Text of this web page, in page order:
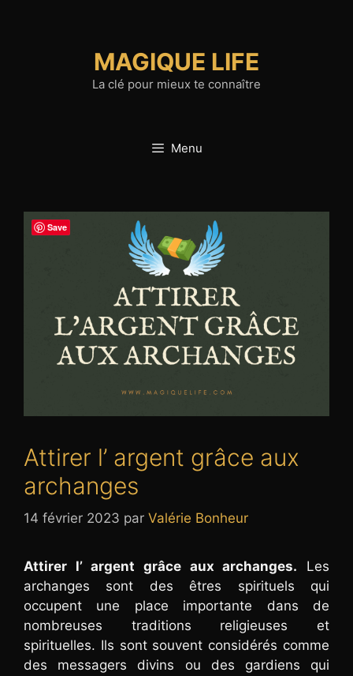
MAGIQUE LIFE
La clé pour mieux te connaître
Menu
Attirer l’ argent grâce aux
archanges
14 février 2023 par Valérie Bonheur
Attirer l’ argent grâce aux archanges. Les
archanges sont des êtres spirituels qui
occupent une place importante dans de
nombreuses traditions religieuses et
spirituelles. Ils sont souvent considérés comme
des messagers divins ou des gardiens qui
Save